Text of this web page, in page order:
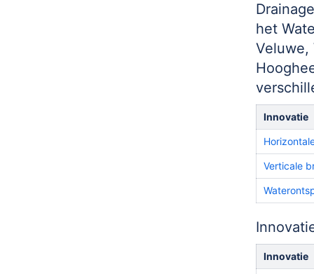
het
Veluwe,
Innovatie
Verticale
Innovatie